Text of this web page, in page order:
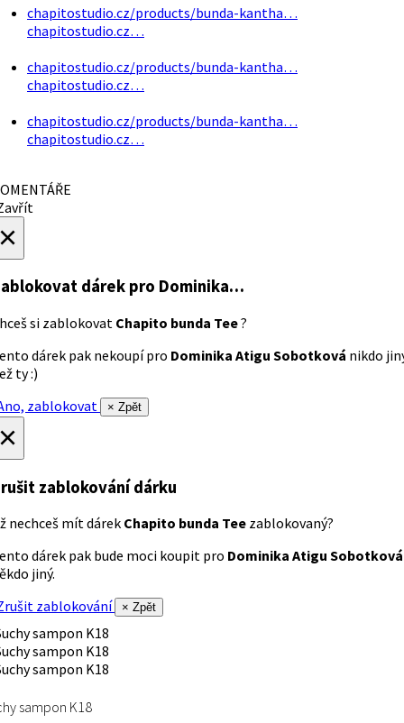
chapitostudio.cz/products/bunda-kantha…
chapitostudio.cz…
chapitostudio.cz/products/bunda-kantha…
chapitostudio.cz…
chapitostudio.cz/products/bunda-kantha…
chapitostudio.cz…
dárek pro Dominika…
si zablokovat Chapito bunda Tee?
dárek pak nekoupí pro Dominika Atigu Sobotková nikdo
ty :)
zablokovat
× Zpět
zablokování dárku
nechceš mít dárek Chapito bunda Tee zablokovaný?
dárek pak bude moci koupit pro Dominika Atigu Sobotková
jiný.
zablokování
× Zpět
sampon K18